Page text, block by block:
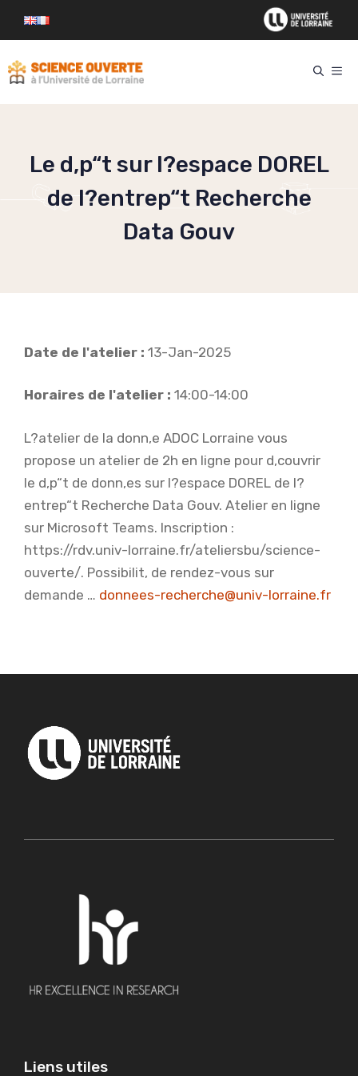
Le d‚p“t sur l?espace DOREL
de l?entrep“t Recherche
Data Gouv
Date de l'atelier : 13-Jan-2025
Horaires de l'atelier : 14:00-14:00
L?atelier de la donn‚e ADOC Lorraine vous
propose un atelier de 2h en ligne pour d‚couvrir
le d‚p“t de donn‚es sur l?espace DOREL de l?
entrep“t Recherche Data Gouv. Atelier en ligne
sur Microsoft Teams. Inscription :
https://rdv.univ-lorraine.fr/ateliersbu/science-
ouverte/. Possibilit‚ de rendez-vous sur
demande … donnees-recherche@univ-lorraine.fr
Liens utiles